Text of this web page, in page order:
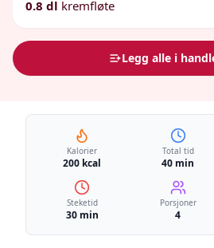
0.8 dl kremfløte
Legg alle i
Kalorier
200 kcal
Total tid
40 min
Steketid
30 min
Porsjoner
4